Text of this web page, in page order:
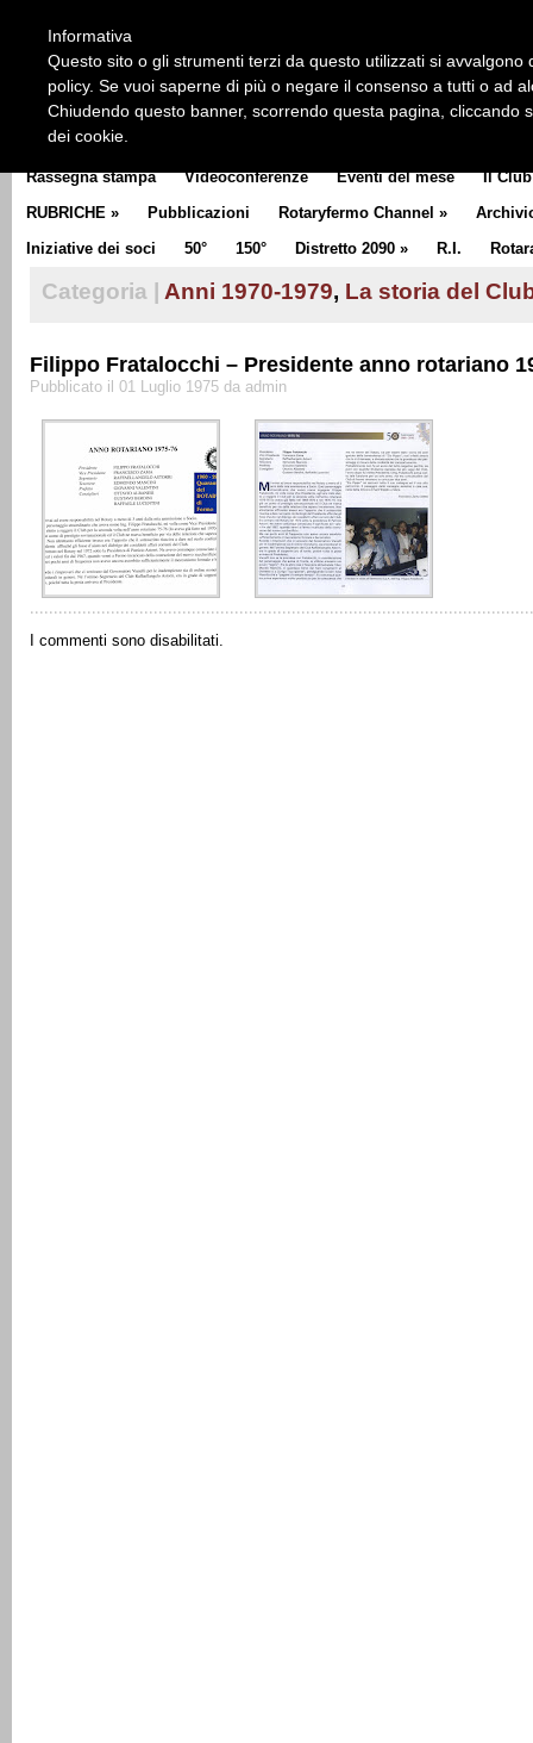
CLUB COMMUNICATOR
Rassegna stampa Videoconferenze Eventi del mese Il Club
RUBRICHE » Pubblicazioni Rotaryfermo Channel »
Iniziative dei soci
50° 150° Distretto 2090 » R.I.
Categoria | Anni 1970-1979, La storia del
Filippo Fratalocchi – Presidente anno rotariano
Pubblicato il 01 Luglio 1975 da admin
I commenti sono disabilitati.
Informativa
Questo sito o gli strumenti terzi da questo utilizzati si
policy. Se vuoi saperne di più o negare il consenso a tutti o ad
Chiudendo questo banner, scorrendo questa pagina, cliccando
dei cookie.